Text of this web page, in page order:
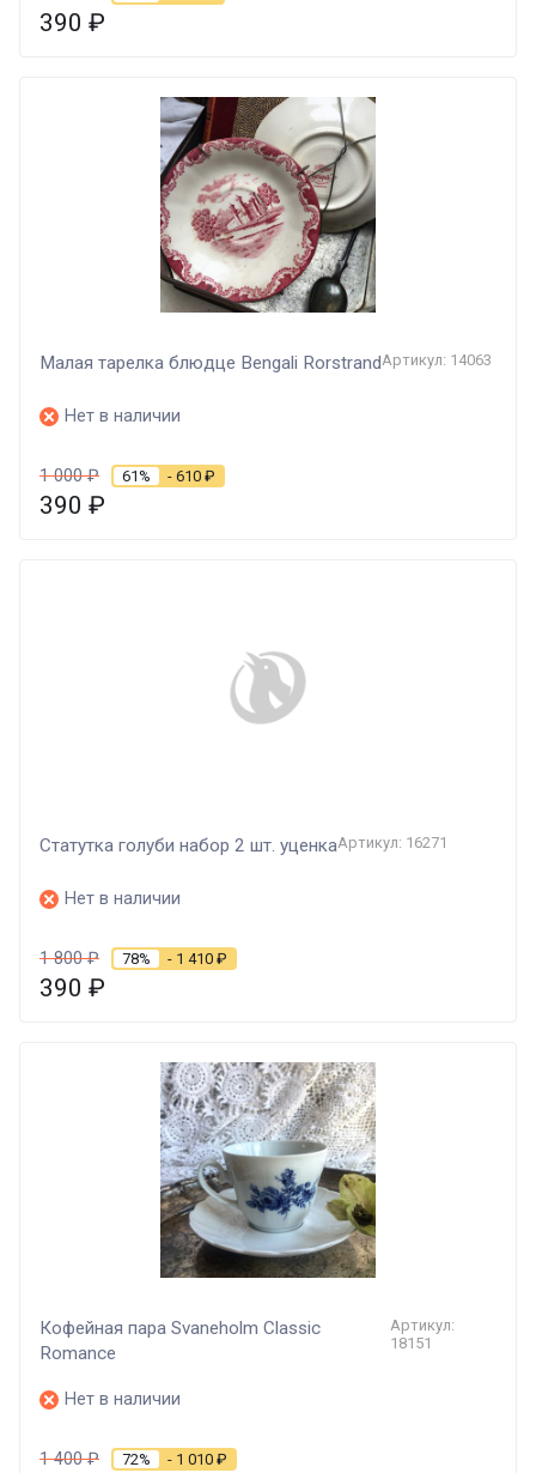
390 ₽
Малая тарелка блюдце Bengali RorstrandАртикул: 14063
Нет в наличии
1 000₽ 61% - 610 ₽
390 ₽
Статутка голуби набор 2 шт. уценкаАртикул: 16271
Нет в наличии
1 800₽ 78% - 1 410 ₽
390 ₽
Кофейная пара Svaneholm Classic
Romance
Артикул:
18151
Нет в наличии
1 400₽ 72% - 1 010 ₽